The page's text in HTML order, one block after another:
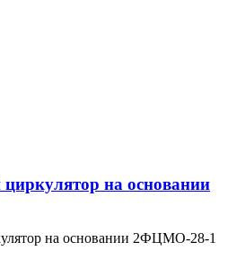
на основании
на основании 2ФЦМО-28-1